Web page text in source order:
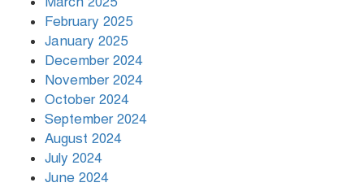
February 2025
January 2025
December 2024
November 2024
October 2024
September 2024
August 2024
July 2024
June 2024